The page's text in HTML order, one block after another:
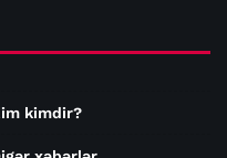
kimdir?